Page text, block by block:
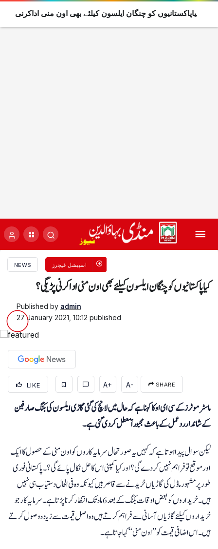
NEWS اسپیشل فیچرز
کیاپاکستانیوں کو چنگان ایلسون کیلئے بھی اون منی اداکرنی پڑیگی؟
Published by admin
27 January 2021, 10:12 published
LIKE A+ A- SHARE
ماسٹر موٹرز کے سی ای او کا کہنا ہے کہ حال میں لانچ کی گئی گاڑی ایلسون کی بکنگ صارفین
کے شاندار ردعمل کے باعث مجبوراً معطل کردی گئی ہے۔
لیکن سوال پیدا ہوتا ہے کہ کہیں یہ صورتحال سرمایہ کاروں کو اون منی کے حصول کا ایک
اور موقع تو فراہم نہیں کردے گی؟ اور کیا کمپنی اس کا حل نکال پائے گی؟۔ پاکستانی فوری
طور پر مشہور ماڈل کی گاڑیاں خریدنے سے قاصر ہیں کیونکہ وہ فی الحال دستیاب ہی نہیں
ہیں۔ خریداروں کو بعض اوقات بکنگ کے بعد 6 ماہ تک انتظار کرنا پڑتا ہے۔ سرمایہ کار جو
خریداروں کیلئے گاڑیاں آسانی سے فراہم کرتے ہیں وہ اصل قیمت سے زیادہ وصول کرتے
ہیں۔ اس اضافی قیمت کو ’’اون منی‘‘ کہا جاتا ہے۔
کیاپاکستانیوں کو چنگان ایلسون کیلئے بھی اون منی اداکرنی